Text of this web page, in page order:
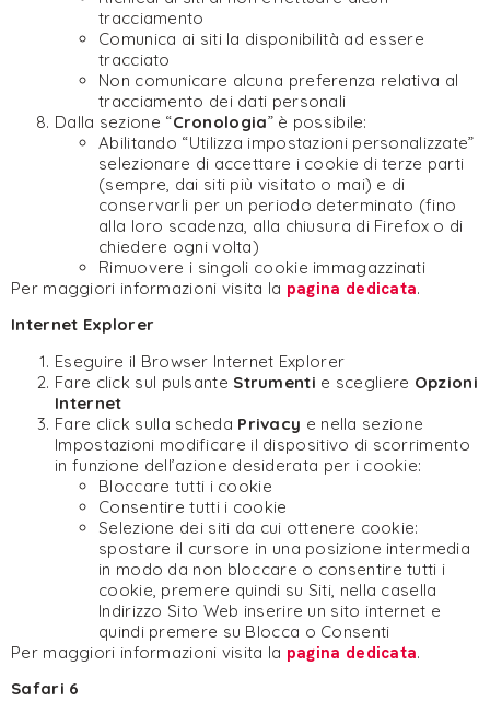
tracciamento
Comunica ai siti la disponibilità ad essere
tracciato
Non comunicare alcuna preferenza relativa al
tracciamento dei dati personali
Dalla sezione “Cronologia” è possibile:
Abilitando “Utilizza impostazioni personalizzate”
selezionare di accettare i cookie di terze parti
(sempre, dai siti più visitato o mai) e di
conservarli per un periodo determinato (fino
alla loro scadenza, alla chiusura di Firefox o di
chiedere ogni volta)
Rimuovere i singoli cookie immagazzinati
Per maggiori informazioni visita la pagina dedicata.
Internet Explorer
Eseguire il Browser Internet Explorer
Fare click sul pulsante Strumenti e scegliere Opzioni
Internet
Fare click sulla scheda Privacy e nella sezione
Impostazioni modificare il dispositivo di scorrimento
in funzione dell’azione desiderata per i cookie:
Bloccare tutti i cookie
Consentire tutti i cookie
Selezione dei siti da cui ottenere cookie:
spostare il cursore in una posizione intermedia
in modo da non bloccare o consentire tutti i
cookie, premere quindi su Siti, nella casella
Indirizzo Sito Web inserire un sito internet e
quindi premere su Blocca o Consenti
Per maggiori informazioni visita la pagina dedicata.
Safari 6